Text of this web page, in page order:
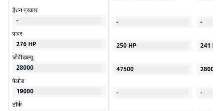
ईंधन प्रकार
-
पावर
276 HP
जीवीडब्ल्यू
28000
पेलोड
19000
टॉर्क
-
250 HP
47500
-
-
241 HP
28000
-